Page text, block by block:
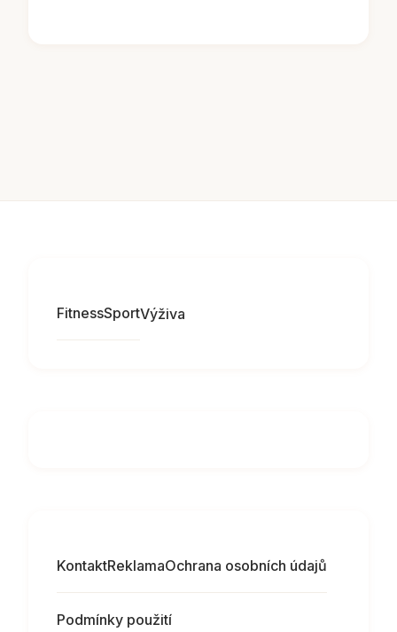
FitnessSportVýživa
KontaktReklamaOchrana osobních údajů
Podmínky použití